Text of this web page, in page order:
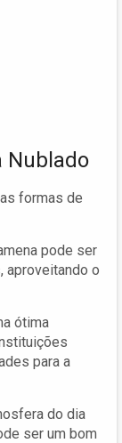
Nublado
formas de
pode ser
aproveitando o
ótima
para a
do dia
ser um bom